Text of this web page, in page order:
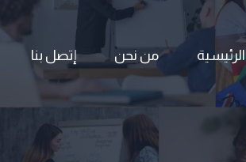
الرئيسية من نحن إتصل بنا